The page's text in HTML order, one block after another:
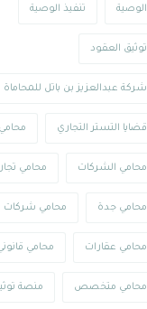
الوصية تنفيذ الوصية
توثيق العقود
شركة عبدالعزيز بن باتل للمحاماة
قضايا التستر التجاري
محامي الشركات محامي
محامي جدة محامي شركات
محامي عقارات محامي
محامي متخصص منصة